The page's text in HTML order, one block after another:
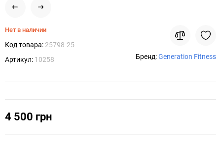
Нет в наличии
Код товара: 25798-25
Артикул: 10258 Бренд:Generation Fitness
4 500 грн